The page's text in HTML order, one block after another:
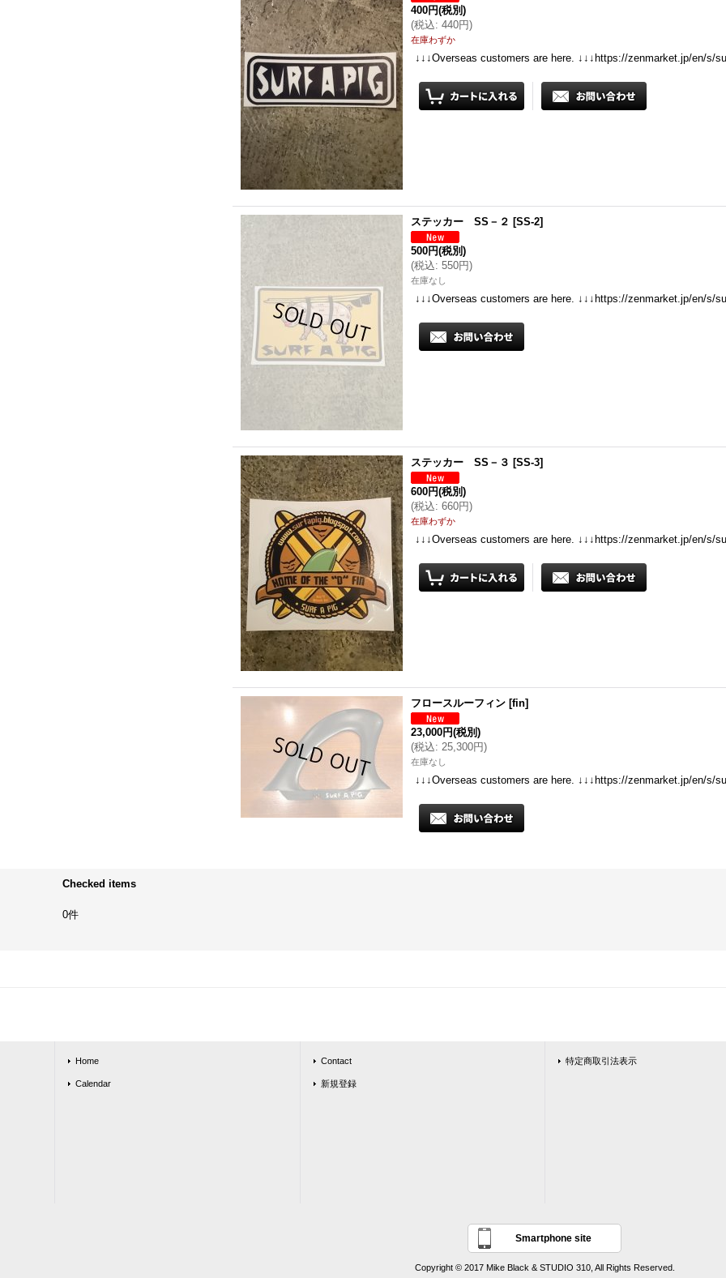
400円(税別)
(税込: 440円)
在庫わずか
↓↓↓Overseas customers are here. ↓↓↓https://zenmarket.jp/en/s/
ステッカー SS－２ [SS-2]
500円(税別)
(税込: 550円)
在庫なし
↓↓↓Overseas customers are here. ↓↓↓https://zenmarket.jp/en/s/
ステッカー SS－３ [SS-3]
600円(税別)
(税込: 660円)
在庫わずか
↓↓↓Overseas customers are here. ↓↓↓https://zenmarket.jp/en/s/
フロースルーフィン [fin]
23,000円(税別)
(税込: 25,300円)
在庫なし
↓↓↓Overseas customers are here. ↓↓↓https://zenmarket.jp/en/s/
Checked items
0件
Home
Calendar
Contact
新規登録
特定商取引法表示
Smartphone site
Copyright © 2017 Mike Black & STUDIO 310, All Rights Reserved.